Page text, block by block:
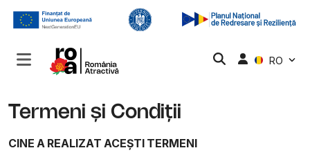
RO
Termeni și Condiții
CINE A REALIZAT ACEȘTI TERMENI